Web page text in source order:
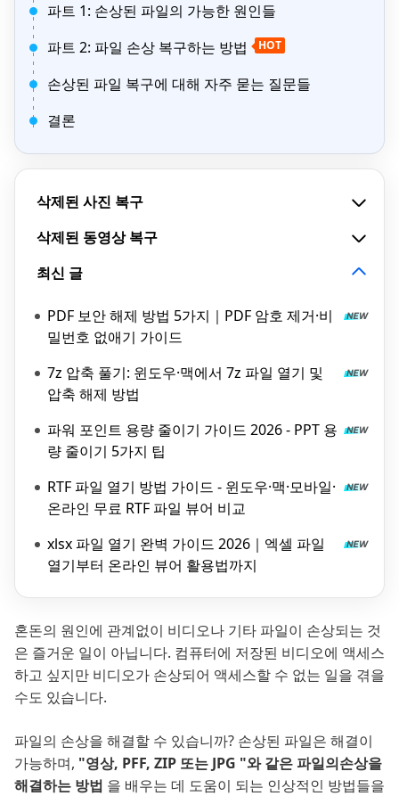
파트 1: 손상된 파일의 가능한 원인들
파트 2: 파일 손상 복구하는 방법
HOT
손상된 파일 복구에 대해 자주 묻는 질문들
결론
삭제된 사진 복구
삭제된 동영상 복구
최신 글
PDF 보안 해제 방법 5가지｜PDF 암호 제거·비
밀번호 없애기 가이드
7z 압축 풀기: 윈도우·맥에서 7z 파일 열기 및
압축 해제 방법
파워 포인트 용량 줄이기 가이드 2026 - PPT 용
량 줄이기 5가지 팁
RTF 파일 열기 방법 가이드 - 윈도우·맥·모바일·
온라인 무료 RTF 파일 뷰어 비교
xlsx 파일 열기 완벽 가이드 2026｜엑셀 파일
열기부터 온라인 뷰어 활용법까지
혼돈의 원인에 관계없이 비디오나 기타 파일이 손상되는 것
은 즐거운 일이 아닙니다. 컴퓨터에 저장된 비디오에 액세스
하고 싶지만 비디오가 손상되어 액세스할 수 없는 일을 겪을
수도 있습니다.
파일의 손상을 해결할 수 있습니까? 손상된 파일은 해결이
가능하며, "영상, PFF, ZIP 또는 JPG "와 같은 파일의손상을
해결하는 방법 을 배우는 데 도움이 되는 인상적인 방법들을